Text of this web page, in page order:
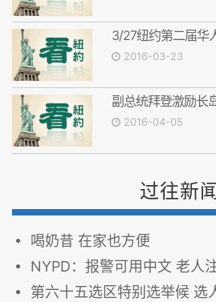
3/27纽约第二届华
2016-03-23
副总统拜登激励长
2016-04-05
过往新闻
喝奶昔 在家也方便
NYPD：报警可用中文 老人
第六十五选区特别选举候 选